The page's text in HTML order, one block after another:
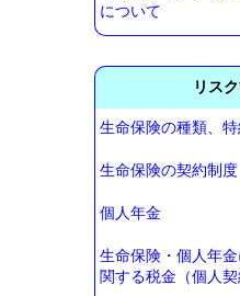
について
リス
生命保険の種類、
生命保険の契約制度
個人年金
生命保険・個人年金
関する税金（個人契